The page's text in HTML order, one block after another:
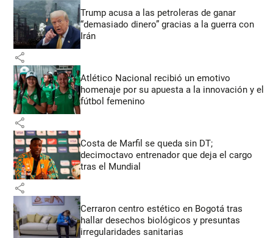
Trump acusa a las petroleras de ganar
“demasiado dinero” gracias a la guerra con
Irán
share
Atlético Nacional recibió un emotivo
homenaje por su apuesta a la innovación y el
fútbol femenino
share
Costa de Marfil se queda sin DT;
decimoctavo entrenador que deja el cargo
tras el Mundial
share
Cerraron centro estético en Bogotá tras
hallar desechos biológicos y presuntas
irregularidades sanitarias